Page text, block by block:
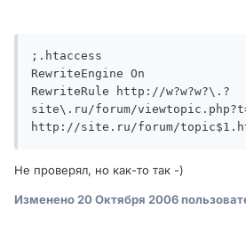
;.htaccess
RewriteEngine On
RewriteRule http://w?w?w?\.?
site\.ru/forum/
http://site.ru/forum/
Не проверял, но как-то так -)
Изменено20 Октября 2006